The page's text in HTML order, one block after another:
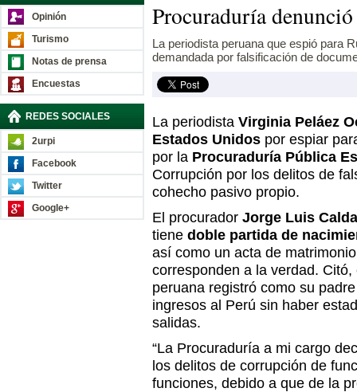
Opinión
Turismo
Notas de prensa
Encuestas
REDES SOCIALES
2urpi
Facebook
Twitter
Google+
Procuraduría
La periodista peruana que espió para
demandada por falsificación de
La periodista Virginia Peláez
Estados Unidos por espiar
por la Procuraduría Pública
Corrupción por los delitos de
cohecho pasivo propio.
El procurador Jorge Luis
tiene doble partida de
así como un acta de
corresponden a la verdad.
peruana registró como su
ingresos al Perú sin haber
salidas.
“La Procuraduría a mi cargo
los delitos de corrupción de
funciones, debido a que de la